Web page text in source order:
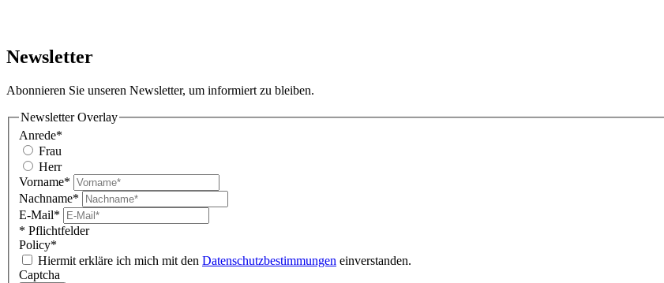
Newsletter
Abonnieren Sie unseren Newsletter, um informiert zu bleiben.
Newsletter Overlay
Anrede*
Frau
Herr
Vorname*
Nachname*
E-Mail*
* Pflichtfelder
Policy*
Hiermit erkläre ich mich mit den Datenschutzbestimmungen einverstanden.
Captcha